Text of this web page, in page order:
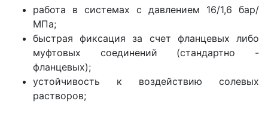
работа в системах с давлением 16/1,6 бар/
МПа;
быстрая фиксация за счет фланцевых либо
муфтовых соединений (стандартно -
фланцевых);
устойчивость к воздействию солевых
растворов;